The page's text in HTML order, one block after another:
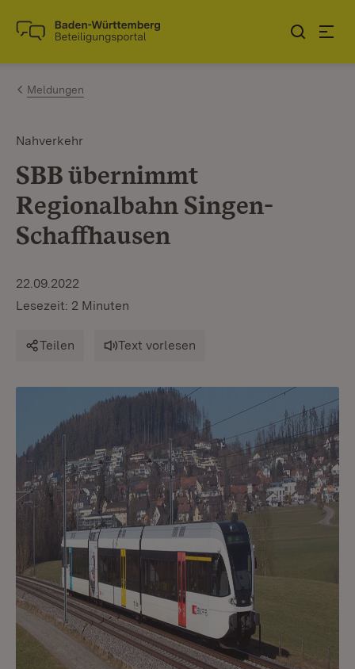
Zum Inhalt springen
Link zur Startseite
Meldungen
Nahverkehr
SBB übernimmt
Regionalbahn Singen-
Schaffhausen
22.09.2022
Lesezeit: 2 Minuten
Teilen Text vorlesen